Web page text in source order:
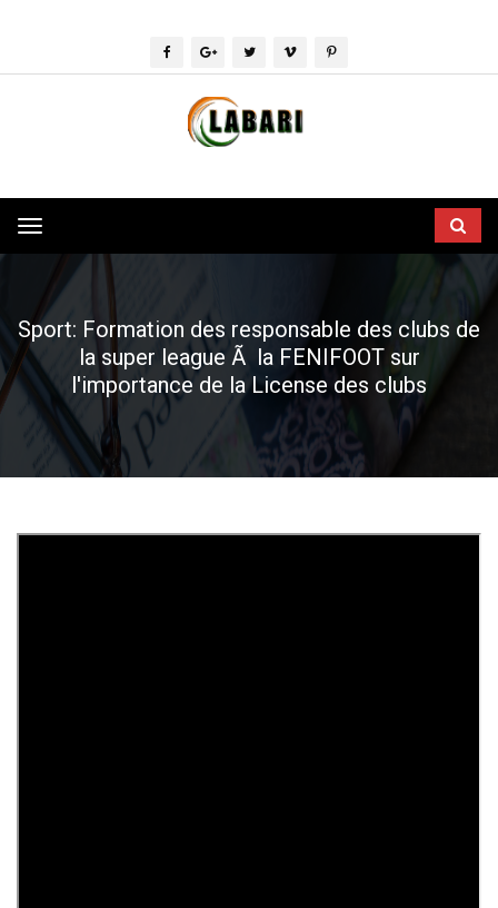
Toggle
navigation
Sport: Formation des responsable des clubs de
la super league Ã la FENIFOOT sur
l'importance de la License des clubs